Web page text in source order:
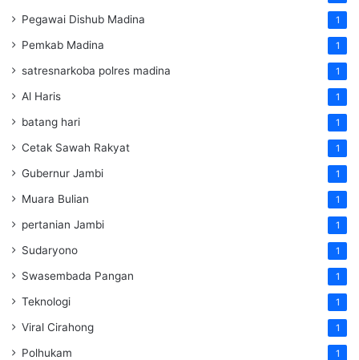
Pegawai Dishub Madina 1
Pemkab Madina 1
satresnarkoba polres madina 1
Al Haris 1
batang hari 1
Cetak Sawah Rakyat 1
Gubernur Jambi 1
Muara Bulian 1
pertanian Jambi 1
Sudaryono 1
Swasembada Pangan 1
Teknologi 1
Viral Cirahong 1
Polhukam 1